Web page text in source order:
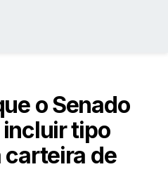
o Senado
tipo
carteira de